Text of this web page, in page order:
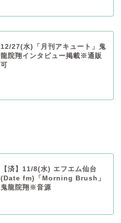
12/27(水)「月刊アキュート」鬼
龍院翔インタビュー掲載※通販
可
【済】11/8(水) エフエム仙台
(Date fm)「Morning Brush」
鬼龍院翔※音源